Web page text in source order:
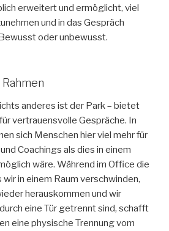
erweitert und ermöglicht, viel
und in das Gespräch
oder unbewusst.
anderes ist der Park – bietet
vertrauensvolle Gespräche. In
sich Menschen hier viel mehr für
Coachings als dies in einem
wäre. Während im Office die
in einem Raum verschwinden,
herauskommen und wir
eine Tür getrennt sind, schafft
eine physische Trennung vom